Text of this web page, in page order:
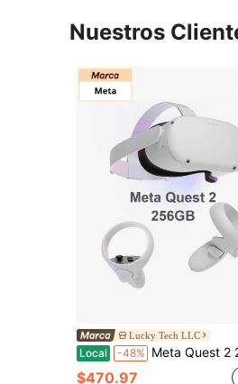
Nuestros
Lucky Tech LLC
Local -48% Meta Quest 2 256 GB: gafas de realidad virtual todo en uno avanzadas para una
$470.97